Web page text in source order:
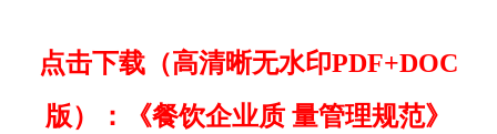
点击下载（高清晰无水印PDF+DOC
版）：《餐饮企业质 量管理规范》